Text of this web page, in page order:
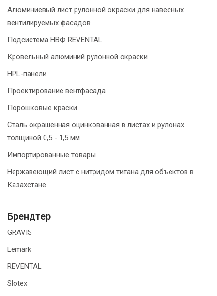
Алюминиевый лист рулонной окраски для навесных
вентилируемых фасадов
Подсистема НВФ REVENTAL
Кровельный алюминий рулонной окраски
HPL-панели
Проектирование вентфасада
Порошковые краски
Сталь окрашенная оцинкованная в листах и рулонах
толщиной 0,5 - 1,5 мм
Импортированные товары
Нержавеющий лист с нитридом титана для объектов в
Казахстане
Брендтер
GRAVIS
Lemark
REVENTAL
Slotex